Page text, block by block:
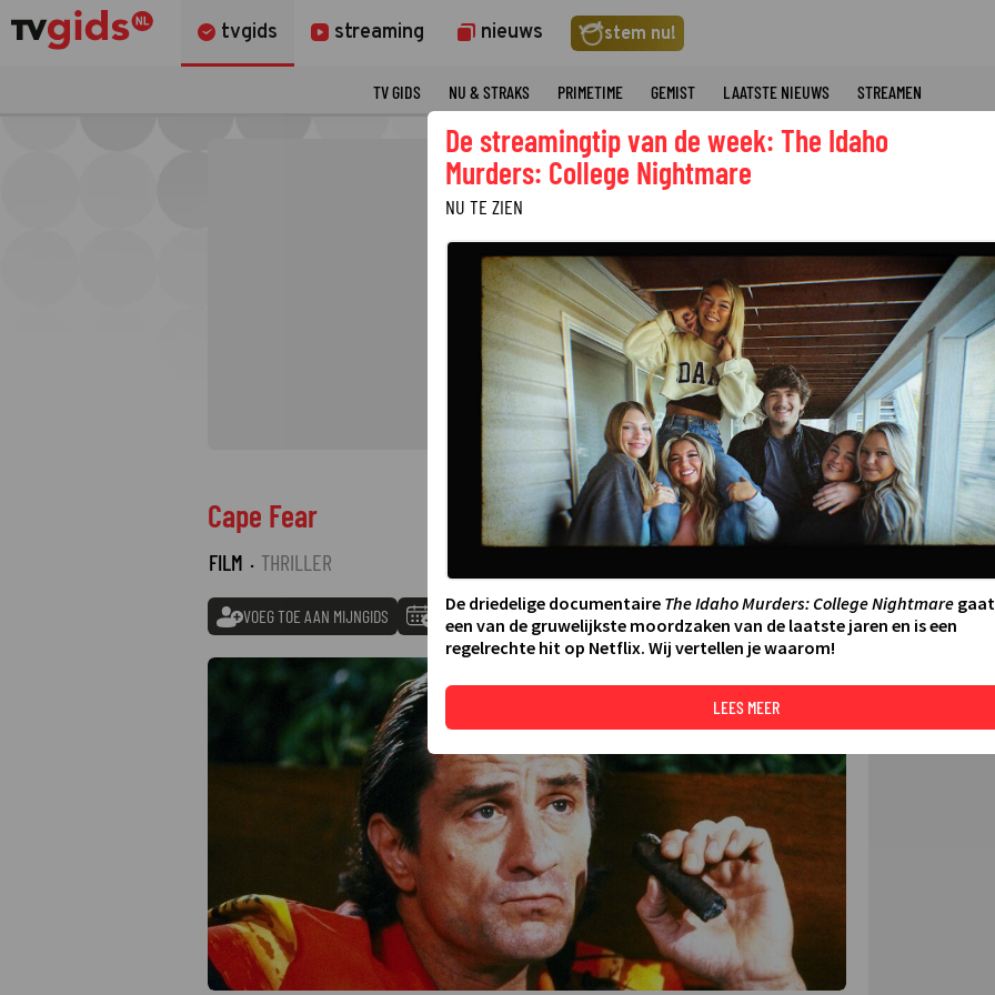
tvgids streaming nieuws stem nu!
TV GIDS NU & STRAKS PRIMETIME GEMIST LAATSTE NIEUWS STREAMEN
Cape Fear
FILM · THRILLER
VOEG TOE AAN MIJNGIDS TOEVOEGEN AAN AGENDA DELEN
FILMS
DE
De streamingtip van de week: The Idaho
Murders: College Nightmare
NU TE ZIEN
De driedelige documentaire The Idaho Murders: College Nightmaregaat
een van de gruwelijkste moordzaken van de laatste jaren en is een
regelrechte hit op Netflix. Wij vertellen je waarom!
LEES MEER